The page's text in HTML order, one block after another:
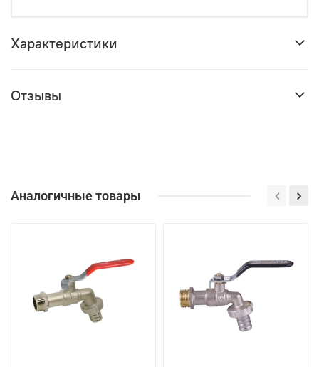
Характеристики
Отзывы
Аналогичные товары